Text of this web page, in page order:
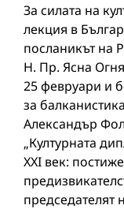
За силата на
лекция в
посланикът на
Н. Пр. Ясна
25 февруари и
за
Александър
„Културната
XXI век: